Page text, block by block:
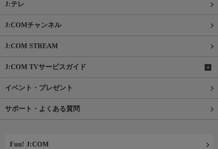
J:テレ
J:COMチャンネル
J:COM STREAM
J:COM TVサービスガイド
イベント・プレゼント
サポート・よくある質問
Fun! J:COM